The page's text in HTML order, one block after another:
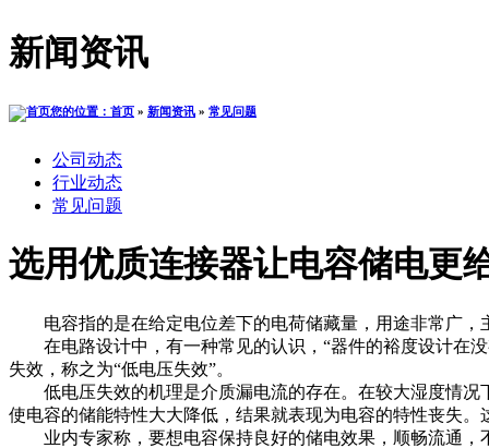
新闻资讯
您的位置：首页 » 新闻资讯 » 常见问题
公司动态
行业动态
常见问题
选用优质连接器让电容储电更
电容指的是在给定电位差下的电荷储藏量，用途非常广，
在电路设计中，有一种常见的认识，“器件的裕度设计在没
失效，称之为“低电压失效”。
低电压失效的机理是介质漏电流的存在。在较大湿度情况
使电容的储能特性大大降低，结果就表现为电容的特性丧失。
业内专家称，要想电容保持良好的储电效果，顺畅流通，